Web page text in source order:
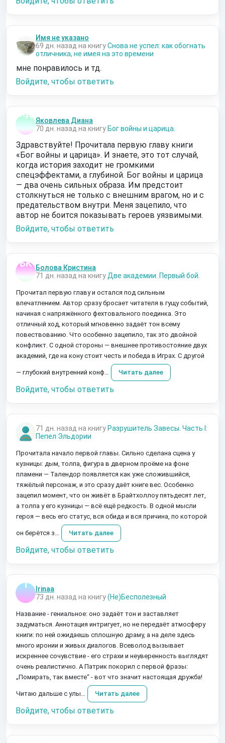
Имя не указано
69 дн. назад на книгуСнова не успел: как обогнать
отличника, не имея на это времени
мне понравилось и тд.
Войдите, чтобы ответить
Яковлева Диана
70 дн. назад на книгу Бог войны и царица.
Здравствуйте! Прочитала первую главу книги
«Бог войны и царица». И знаете, это тот случай,
когда история заходит не громкими
спецэффектами, а глубиной. Бог войны и царица
— два очень сильных образа. Им предстоит
столкнуться не только с внешним врагом, но и с
предательством внутри. Меня зацепило, что
автор не боится показывать героев уязвимыми.
Войдите, чтобы ответить
Болова Кристина
71 дн. назад на книгу Две академии. Первый бой.
Прочитал первую главу и остался под сильным
впечатлением. Автор сразу бросает читателя в гущу событий,
начиная с напряжённого фехтовального поединка. Это
отличный ход, который мгновенно задаёт тон всему
повествованию. Что особенно зацепило, так это двойной
конфликт. С одной стороны — внешнее противостояние двух
академий, где на кону стоит честь и победа в Играх. С другой
— глубокий внутренний конф… Читать далее
Войдите, чтобы ответить
71 дн. назад на книгу Разрушитель Завесы. Часть I:
Пепел Эльдории
Прочитала начало первой главы. Сильно сделана сцена у
кузницы: дым, толпа, фигура в дверном проёме на фоне
пламени — Талендор появляется как уже сложившийся,
тяжёлый персонаж, и это сразу даёт книге вес. Особенно
зацепил момент, что он живёт в Брайтхоллоу пятьдесят лет,
а толпа у его кузницы — всё ещё редкость. В одной мысли
героя — весь его статус, вся обида и вся причина, по которой
он берётся з… Читать далее
Войдите, чтобы ответить
Irinaa
73 дн. назад на книгу(Не)Бесполезный
Название - гениальное: оно задаёт тон и заставляет
задуматься. Аннотация интригует, но не передаёт атмосферу
книги: по ней ожидаешь сплошную драму, а на деле здесь
много иронии и живых диалогов. Всеволод вызывает
искреннее сочувствие - его страхи и неуверенность выглядят
очень реалистично. А Патрик покорил с первой фразы:
„Помирать, так вместе“ - вот что значит настоящая дружба!
Читаю дальше с улы… Читать далее
Войдите, чтобы ответить